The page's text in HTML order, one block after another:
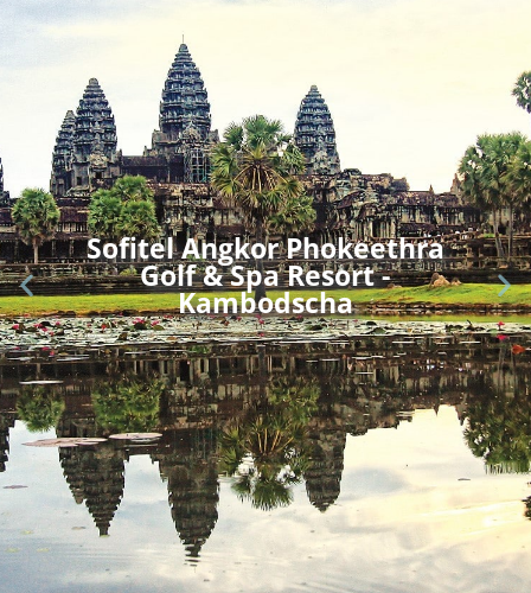
Sofitel Angkor Phokeethra
Golf & Spa Resort -
Kambodscha